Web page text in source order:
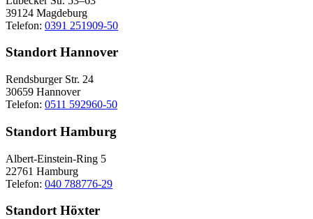
39124 Magdeburg
Telefon: 0391 251909-50
Standort Hannover
Rendsburger Str. 24
30659 Hannover
Telefon: 0511 592960-50
Standort Hamburg
Albert-Einstein-Ring 5
22761 Hamburg
Telefon: 040 788776-29
Standort Höxter